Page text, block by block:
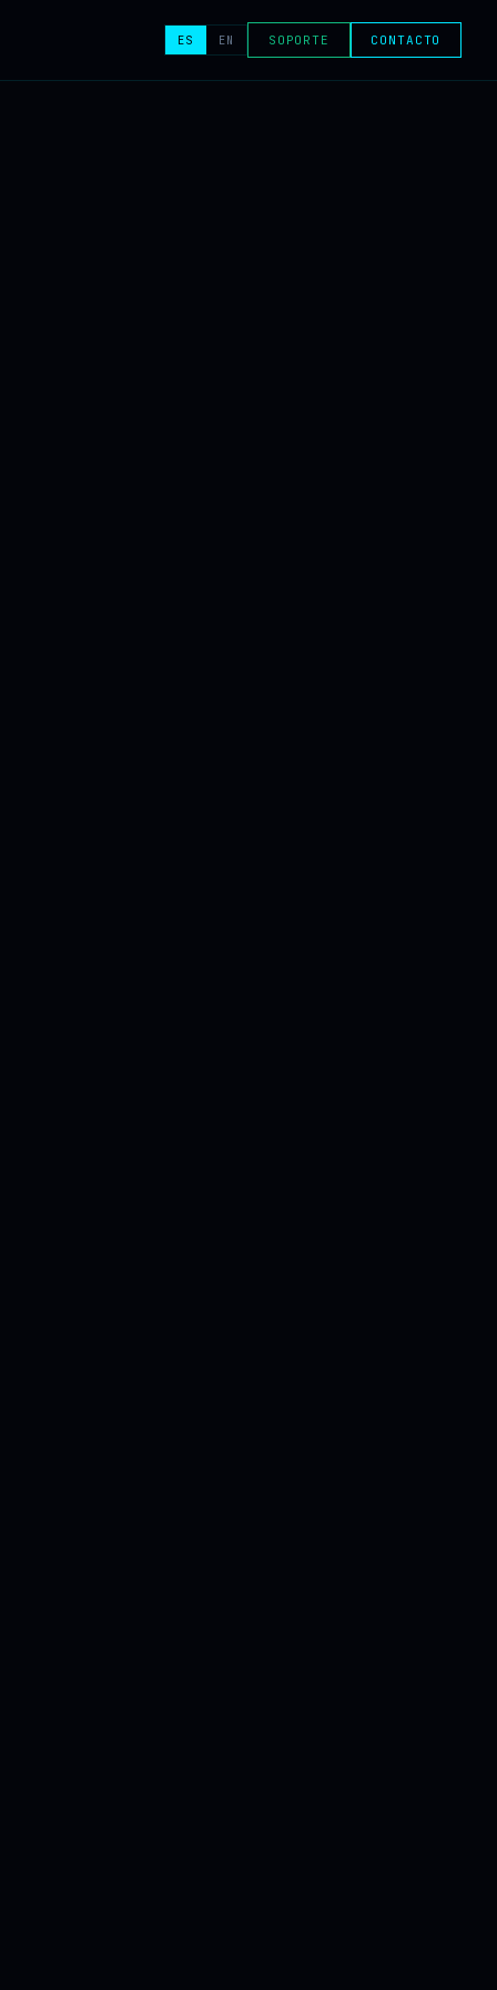
ES EN SOPORTE CONTACTO